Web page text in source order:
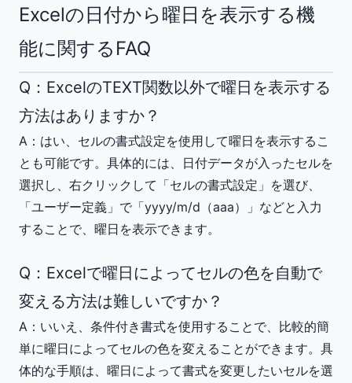
Excelの日付から曜日を表示する機
能に関するFAQ
Q：ExcelのTEXT関数以外で曜日を表示する
方法はありますか？
A：はい、セルの書式設定を使用して曜日を表示するこ
とも可能です。具体的には、日付データが入ったセルを
選択し、右クリックして「セルの書式設定」を選び、
「ユーザー定義」で「yyyy/m/d（aaa）」などと入力
することで、曜日を表示できます。
Q：Excelで曜日によってセルの色を自動で
変える方法は難しいですか？
A：いいえ、条件付き書式を使用することで、比較的簡
単に曜日によってセルの色を変えることができます。具
体的な手順は、曜日によって書式を変更したいセルを選